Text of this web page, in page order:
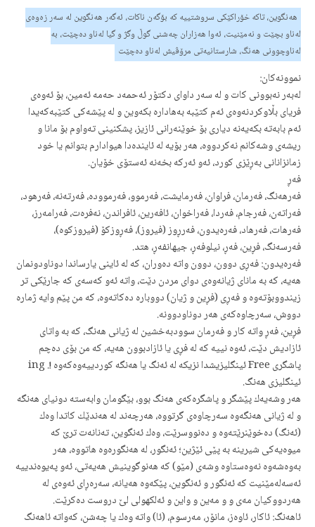
هه‌نگوین، تاكه‌ خۆراكێكی سروشتییه‌ كه‌ بۆگه‌ن ناكات، ئه‌گه‌ر هه‌نگوین له‌ سه‌ر زه‌وه‌ی
له‌ناو بچێت و نه‌مێنیت، ئه‌وا هه‌زاران چه‌شنی گوڵ وگژ و گیا له‌ناو ده‌چێت، به‌
له‌ناوچوونی هه‌نگ، شارستانیه‌تی مرۆڤیش له‌ناو ده‌چێت
نموونه‌كان:
له‌به‌ر نه‌بوونی كات و له‌ سه‌ر داوای دكتۆر ئه‌حمه‌د حه‌مه‌ ئه‌مین، بۆ ئه‌وه‌ی
فریای بڵاوكردنه‌وه‌ی ئه‌م كتێبه‌ به‌هاداره‌ بكه‌وین و له‌ پێشه‌كی كتێبه‌كه‌یدا
ئه‌م بابه‌ته‌ بكه‌یه‌نه‌ دیاری بۆ خوێنه‌رانی ئازیز، پشكنینی ته‌واوم بۆ مانا و
ریشه‌ی وشه‌كانم نه‌كردووه‌، هه‌ر بۆیه‌ له‌ ئاینده‌دا هیوادارم بتوانم یا خود
زمانزانانی به‌ڕێزی كورد، ئه‌و ئه‌ركه‌ بخه‌نه‌ ئه‌ستۆی خۆیان.
فه‌ڕ
فه‌رهه‌نگ، فه‌رمان، فراوان، فه‌رمایشت، فه‌رموو، فه‌رمووده‌، فه‌رته‌نه‌، فه‌رهود،
فه‌راته‌ن، فه‌رجام، فه‌ردا، فه‌راخوان، ئافه‌رین، ئافراندن، نه‌فره‌ت، فه‌رامه‌رز،
فه‌رهات، فه‌رهاد، فه‌ره‌یدون، فه‌رڕوز (فیروز)، فه‌ڕوزكۆ (فیروزكوه‌)،
فه‌رسه‌نگ، فڕین، فه‌ڕ، نیلوفه‌ڕ، جیهانفه‌ڕ، هتد.
فه‌ره‌یدون: فه‌ڕی دوون، دوون واته‌ ده‌وران، كه‌ له‌ ئاینی یارساندا دوناودونمان
هه‌یه‌، كه‌ به‌ مانای ژیانه‌وه‌ی دوای مردن دێت، واته‌ ئه‌و كه‌سه‌ی كه‌ جارێكی تر
زیندووبۆته‌وه‌ و فه‌ڕی (فڕین و ژیان) دووباره‌ ده‌كاته‌وه‌، كه‌ من پێم وایه‌ ژماره‌
دووش، سه‌رچاوه‌كه‌ی هه‌ر دوناودوونه‌.
فڕین، فه‌ڕ واته‌ كار و فه‌رمان سوودبه‌خشین له‌ ژیانی هه‌نگ، كه‌ به‌ واتای
ئازادیش دێت، ئه‌وه‌ نییه‌ كه‌ له‌ فڕی یا ئازادبوون هه‌یه‌، كه‌ من بۆی ده‌چم
پاشگری Free ئینگلیزیشدا نزیكه‌ له‌ ئه‌نگ یا هه‌نگه‌ كوردییه‌وه‌كه‌وه‌ !. ing
ئینگلیزی هه‌نگ.
هه‌ر وشه‌یه‌ك پێشگر و پاشگره‌كه‌ی هه‌نگ بوو، بێگومان وابه‌سته‌ دونیای هه‌نگه‌
و له‌ ژیانی هه‌نگه‌وه‌ سه‌رچاوه‌ی گرتووه‌، هه‌رچه‌ند له‌ هه‌ندێك كاتدا وه‌ك
(ئه‌نگ) ده‌خوێنرێته‌وه‌ و ده‌نووسرێت، وه‌ك ئه‌نگوین، ته‌نانه‌ت ترێ كه‌
میوه‌یه‌كی شیرینه‌ به‌ پێی ئێژین؛ ئه‌نگور، له‌ هه‌نگوره‌وه‌ هاتووه‌، هه‌ر
به‌وه‌شه‌وه‌ نه‌وه‌ستاوه‌ وشه‌ی (مێو) كه‌ هه‌نوگوینیش هه‌یه‌تی، ئه‌و په‌یوه‌ندییه‌
ئه‌سه‌له‌مێنیت كه‌ ئه‌نگور و ئه‌نگوین، پێكه‌وه‌ هه‌یانه‌، سه‌ره‌ڕای ئه‌وه‌ی له‌
هه‌ردووكیان مه‌ی و و مه‌ین و واین و ئه‌لكهولی لێ دروست ده‌كرێت.
ئاهه‌نگ: ئاكار، ئاوه‌ز، مانۆر، مه‌رسوم، (ئا) واته‌ وه‌ك یا چه‌شن، كه‌واته‌ ئاهه‌نگ